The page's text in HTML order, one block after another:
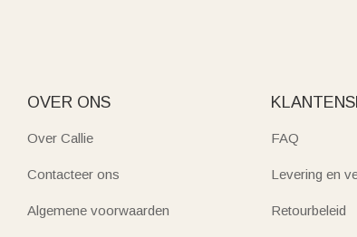
OVER ONS
Over Callie
Contacteer ons
Algemene voorwaarden
FAQ
Levering en
Retourbeleid